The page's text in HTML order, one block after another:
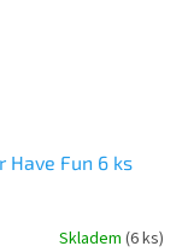
Have Fun 6 ks
Skladem (6 ks)